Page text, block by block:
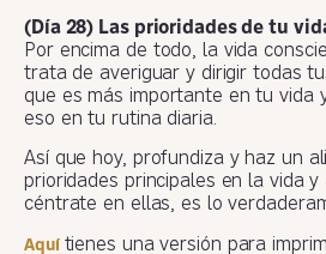
(Día 28) Las prioridades de tu
Por encima de todo, la vida
trata de averiguar y dirigir todas
que es más importante en tu vida
eso en tu rutina diaria.
Así que hoy, profundiza y haz un
prioridades principales en la vida
céntrate en ellas, es lo
Aquí tienes una versión para